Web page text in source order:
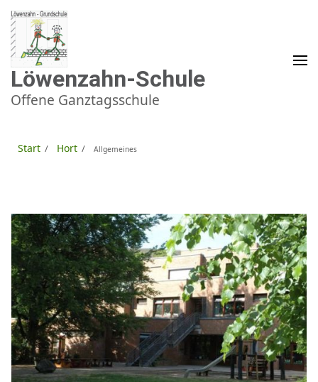
Zum
Inhalt
springen
(Enter
drücken)
Löwenzahn-Schule
Offene Ganztagsschule
Start / Hort / Allgemeines